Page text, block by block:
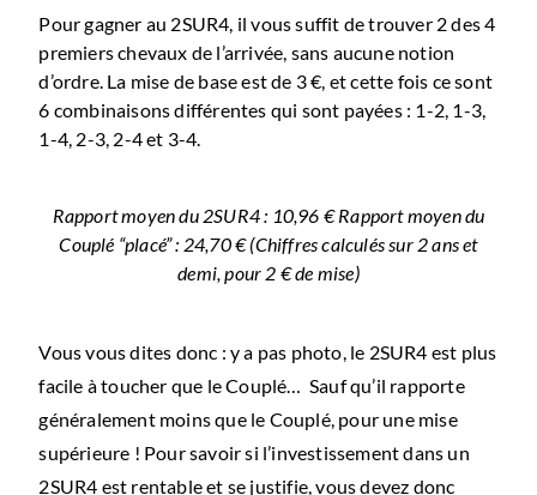
Pour gagner au 2SUR4, il vous suffit de trouver 2 des 4
premiers chevaux de l’arrivée, sans aucune notion
d’ordre. La mise de base est de 3 €, et cette fois ce sont
6 combinaisons différentes qui sont payées : 1-2, 1-3,
1-4, 2-3, 2-4 et 3-4.
Rapport moyen du 2SUR4 : 10,96 € Rapport moyen du
Couplé “placé” : 24,70 € (Chiffres calculés sur 2 ans et
demi, pour 2 € de mise)
Vous vous dites donc : y a pas photo, le 2SUR4 est plus
facile à toucher que le Couplé… Sauf qu’il rapporte
généralement moins que le Couplé, pour une mise
supérieure ! Pour savoir si l’investissement dans un
2SUR4 est rentable et se justifie, vous devez donc